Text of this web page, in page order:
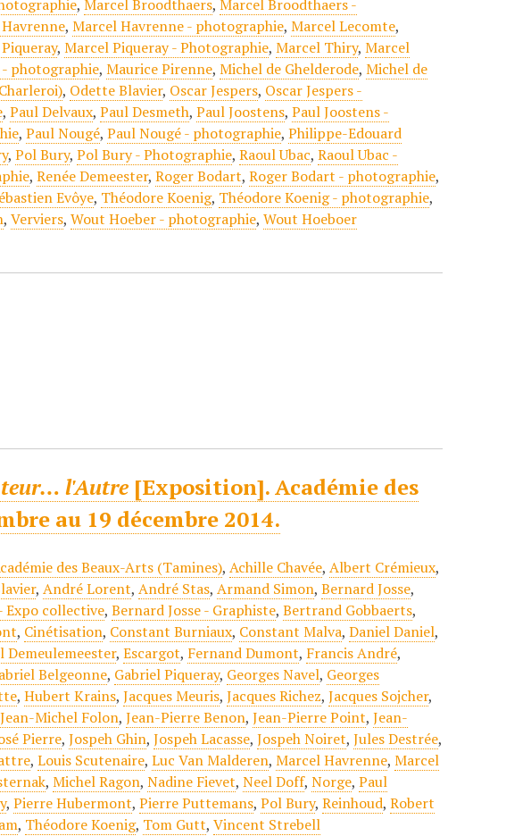
,Marcel Broodthaers,Marcel Broodthaers -
,Marcel Havrenne - photographie,Marcel Lecomte,
,Marcel Piqueray - Photographie,Marcel Thiry,Marcel
- photographie,Maurice Pirenne,Michel de Ghelderode,Michel de
, Odette Blavier, Oscar Jespers, Oscar Jespers -
,Paul Delvaux,Paul Desmeth,Paul Joostens,Paul Joostens -
,Paul Nougé,Paul Nougé - photographie,Philippe-Edouard
,Pol Bury,Pol Bury - Photographie,Raoul Ubac,Raoul Ubac -
,Renée Demeester,Roger Bodart,Roger Bodart - photographie,
Evôye, Théodore Koenig, Théodore Koenig - photographie,
,Verviers,Wout Hoeber - photographie,Wout Hoeboer
l'Autre [Exposition]. Académie des
au 19 décembre 2014.
des Beaux-Arts (Tamines),Achille Chavée,Albert Crémieux,
,André Lorent,André Stas,Armand Simon,Bernard Josse,
Expo collective,Bernard Josse - Graphiste,Bertrand Gobbaerts,
, Cinétisation, Constant Burniaux, Constant Malva,Daniel Daniel,
Demeulemeester,Escargot, Fernand Dumont, Francis André,
Belgeonne, Gabriel Piqueray, Georges Navel, Georges
,Hubert Krains,Jacques Meuris,Jacques Richez,Jacques Sojcher,
Jean-Michel Folon,Jean-Pierre Benon,Jean-Pierre Point,Jean-
Pierre,Jospeh Ghin,Jospeh Lacasse,Jospeh Noiret,Jules Destrée,
,Louis Scutenaire,Luc Van Malderen,Marcel Havrenne,Marcel
,Michel Ragon,Nadine Fievet,Neel Doff,Norge,Paul
,Pierre Hubermont,Pierre Puttemans,Pol Bury,Reinhoud,Robert
, Théodore Koenig, Tom Gutt,Vincent Strebell